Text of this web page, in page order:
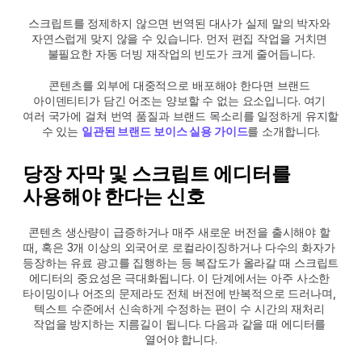
스크립트를 정제하지 않으면 번역된 대사가 실제 말의 박자와
자연스럽게 맞지 않을 수 있습니다. 먼저 편집 작업을 거치면
불필요한 자동 더빙 재작업의 빈도가 크게 줄어듭니다.
콘텐츠를 외부에 대중적으로 배포해야 한다면 브랜드
아이덴티티가 담긴 어조는 양보할 수 없는 요소입니다. 여기
여러 국가에 걸쳐 번역 품질과 브랜드 목소리를 일정하게 유지할
수 있는 일관된 브랜드 보이스 실용 가이드를 소개합니다.
당장 자막 및 스크립트 에디터를
사용해야 한다는 신호
콘텐츠 생산량이 급증하거나 매주 새로운 버전을 출시해야 할
때, 혹은 3개 이상의 외국어로 로컬라이징하거나 다수의 화자가
등장하는 유료 광고를 집행하는 등 복잡도가 올라갈 때 스크립트
에디터의 중요성은 극대화됩니다. 이 단계에서는 아주 사소한
타이밍이나 어조의 문제라도 전체 버전에 반복적으로 드러나며,
텍스트 수준에서 신속하게 수정하는 편이 수 시간의 재처리
작업을 방지하는 지름길이 됩니다. 다음과 같을 때 에디터를
열어야 합니다.